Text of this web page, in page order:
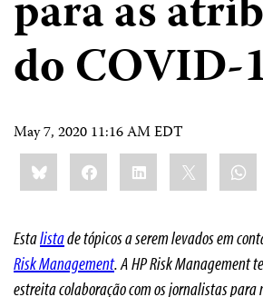
para as
do COVID-
May 7, 2020 11:16 AM EDT
Share
this:BlueskyFacebookLinkedIn
Estalistade tópicos a serem levados em
Risk Management. A HP Risk Management
estreita colaboração com os jornalistas para